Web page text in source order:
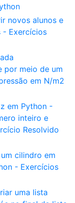
novos alunos e
- Exercícios
por meio de um
em N/m2
em Python -
inteiro e
Resolvido
cilindro em
- Exercícios
uma lista